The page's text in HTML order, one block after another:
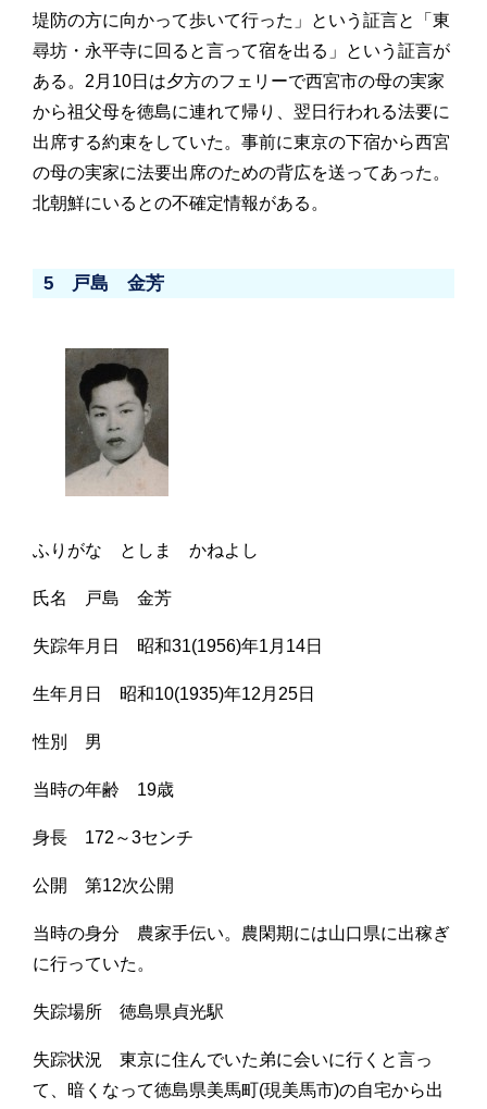
堤防の方に向かって歩いて行った」という証言と「東
尋坊・永平寺に回ると言って宿を出る」という証言が
ある。2月10日は夕方のフェリーで西宮市の母の実家
から祖父母を徳島に連れて帰り、翌日行われる法要に
出席する約束をしていた。事前に東京の下宿から西宮
の母の実家に法要出席のための背広を送ってあった。
北朝鮮にいるとの不確定情報がある。
5 戸島 金芳
ふりがな としま かねよし
氏名 戸島 金芳
失踪年月日 昭和31(1956)年1月14日
生年月日 昭和10(1935)年12月25日
性別 男
当時の年齢 19歳
身長 172～3センチ
公開 第12次公開
当時の身分 農家手伝い。農閑期には山口県に出稼ぎ
に行っていた。
失踪場所 徳島県貞光駅
失踪状況 東京に住んでいた弟に会いに行くと言っ
て、暗くなって徳島県美馬町(現美馬市)の自宅から出